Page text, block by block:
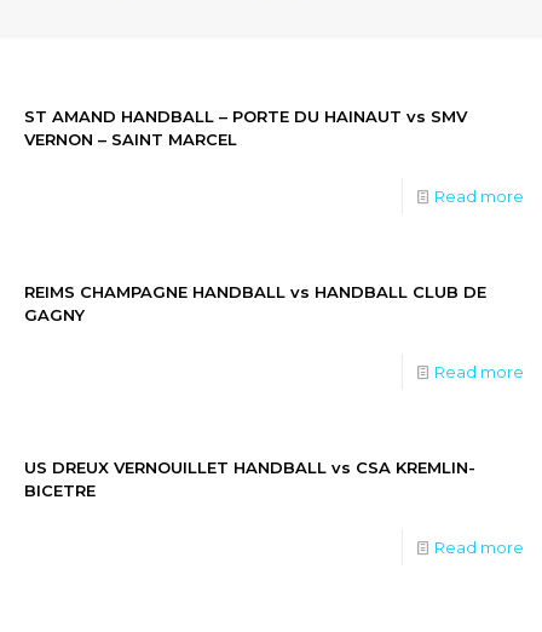
ST AMAND HANDBALL – PORTE DU HAINAUT vs SMV
VERNON – SAINT MARCEL
Read more
REIMS CHAMPAGNE HANDBALL vs HANDBALL CLUB DE
GAGNY
Read more
US DREUX VERNOUILLET HANDBALL vs CSA KREMLIN-
BICETRE
Read more